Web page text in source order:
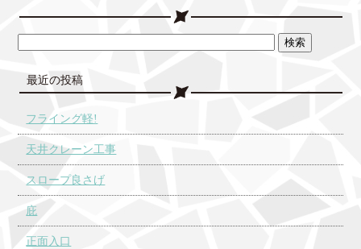
最近の投稿
フライング軽!
天井クレーン工事
スロープ良さげ
庇
正面入口